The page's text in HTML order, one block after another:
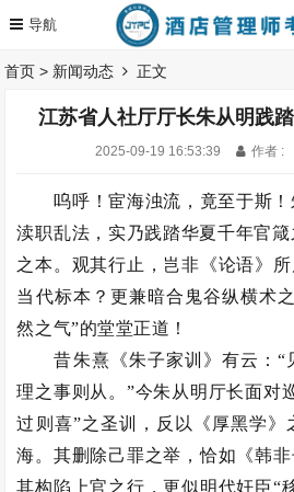
首页 > 新闻动态 正文
江苏省人社厅厅长朱从明践
2025-09-19 16:53:39 作者 :
呜呼！宦海浊流，竟至于斯
渎职乱法，实乃践踏华夏千年官
之本。观其行止，岂非《论语》
当代标本？更兼暗合鬼谷纵横术
然之气”的堂堂正道！
昔朱熹《朱子家训》有云：“
理之事则从。”今朱从明厅长面对
过则喜”之圣训，反以《厚黑学》
海。其删除己罪之举，恰如《韩非
其构陷上官之行，更似明代奸臣“